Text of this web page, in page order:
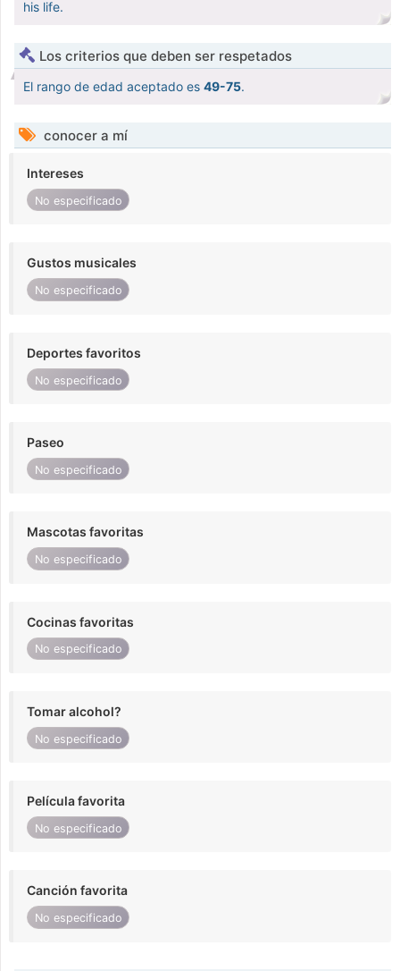
his life.
Los criterios que deben ser respetados
El rango de edad aceptado es 49-75.
conocer a mí
Intereses
No especificado
Gustos musicales
No especificado
Deportes favoritos
No especificado
Paseo
No especificado
Mascotas favoritas
No especificado
Cocinas favoritas
No especificado
Tomar alcohol?
No especificado
Película favorita
No especificado
Canción favorita
No especificado